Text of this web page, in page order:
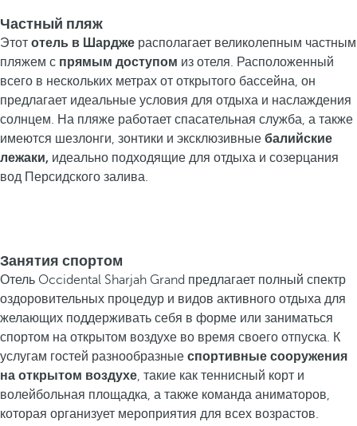
Частный пляж
Этот отель в Шардже располагает великолепным частным
пляжем с прямым доступом из отеля. Расположенный
всего в нескольких метрах от открытого бассейна, он
предлагает идеальные условия для отдыха и наслаждения
солнцем. На пляже работает спасательная служба, а также
имеются шезлонги, зонтики и эксклюзивные балийские
лежаки, идеально подходящие для отдыха и созерцания
вод Персидского залива.
Занятия спортом
Отель Occidental Sharjah Grand предлагает полный спектр
оздоровительных процедур и видов активного отдыха для
желающих поддерживать себя в форме или заниматься
спортом на открытом воздухе во время своего отпуска. К
услугам гостей разнообразные спортивные сооружения
на открытом воздухе, такие как теннисный корт и
волейбольная площадка, а также команда аниматоров,
которая организует мероприятия для всех возрастов.